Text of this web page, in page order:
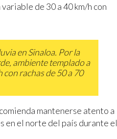
de 30 a 40 km/h con
en Sinaloa. Por la
ambiente templado a
rachas de 50 a 70
mantenerse atento a
en el norte del país durante el